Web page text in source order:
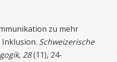
zu mehr
Schweizerische
28(11), 24-